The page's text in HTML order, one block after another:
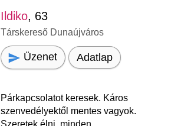
Ildiko, 63
Társkereső Dunaújváros
Üzenet Adatlap
Párkapcsolatot keresek. Káros
szenvedélyektől mentes vagyok.
Szeretek élni, minden